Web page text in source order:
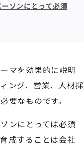
ソンにとって必須
マを効果的に説明
ング、営業、人材採
要なものです。
ンにとっては必須
成することは会社